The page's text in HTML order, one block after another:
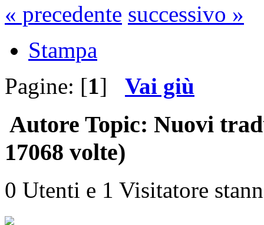
« precedente successivo »
Stampa
Pagine: [1] Vai giù
Autore Topic: Nuovi
17068 volte)
0 Utenti e 1 Visitatore